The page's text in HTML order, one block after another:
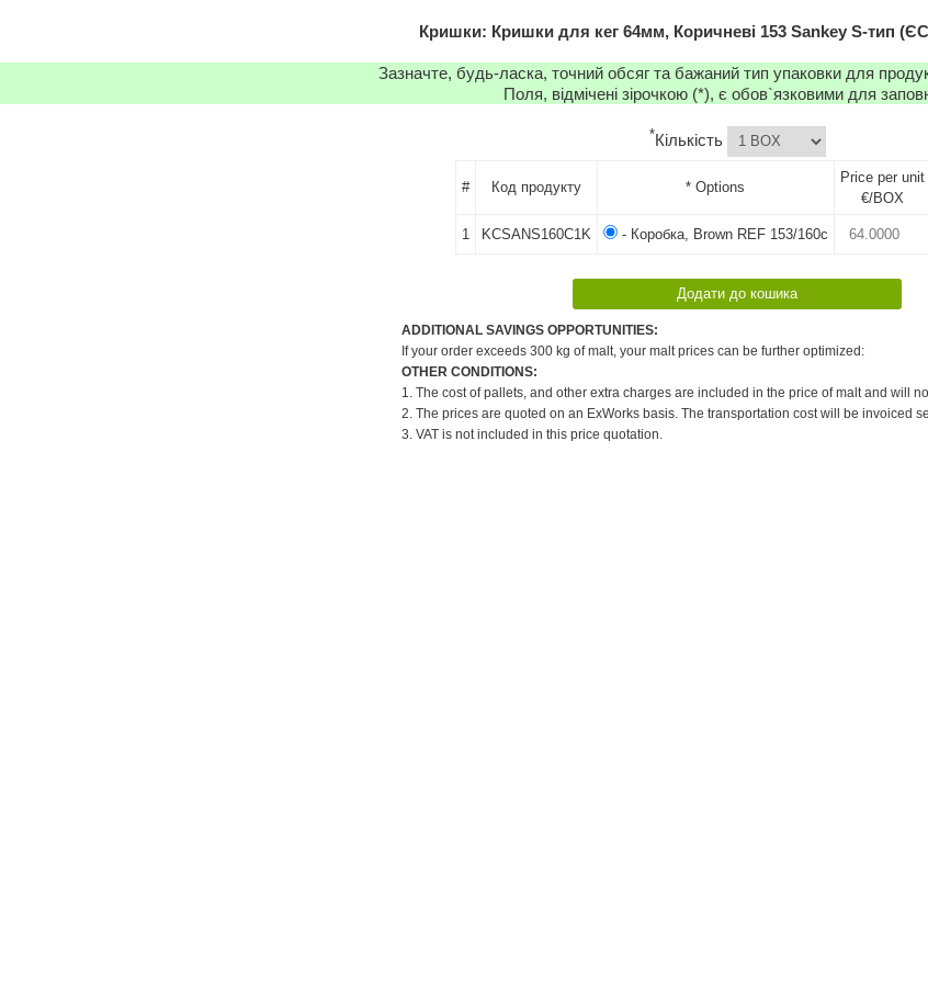
Кришки: Кришки для кег 64мм, Коричневі 153 Sankey S-тип
Зазначте, будь-ласка, точний обсяг та бажаний тип упаковки для
Поля, відмічені зірочкою (*), є обов`язковими для
*Кількість
# Код продукту * Options
Price per unit
€/BOX
1 KCSANS160C1K - Коробка, Brown REF 153/160c
ADDITIONAL SAVINGS OPPORTUNITIES:
If your order exceeds 300 kg of malt, your malt prices can be further optimized:
OTHER CONDITIONS:
1. The cost of pallets, and other extra charges are included in the price of malt and will
2. The prices are quoted on an ExWorks basis. The transportation cost will be invoiced
3. VAT is not included in this price quotation.